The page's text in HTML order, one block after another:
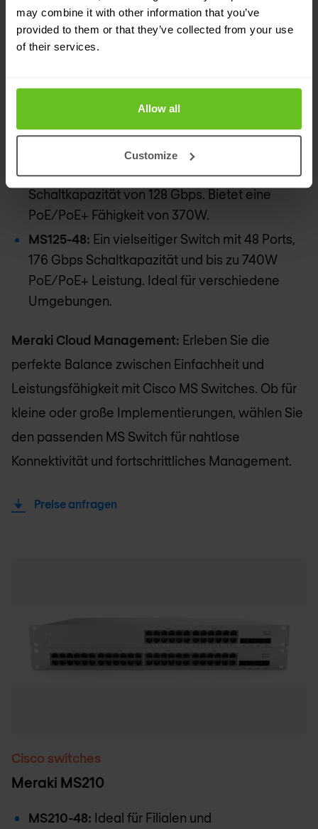
may combine it with other information that you’ve
provided to them or that they’ve collected from your use
of their services.
Allow all
Customize
Cisco switches
Geeignet für mittelgroße Netzwerke.
Bietet 24 Ports und eine robuste
Schaltkapazität von 128 Gbps. Bietet eine
PoE/PoE+ Fähigkeit von 370W.
MS125-48: Ein vielseitiger Switch mit 48 Ports,
176 Gbps Schaltkapazität und bis zu 740W
PoE/PoE+ Leistung. Ideal für verschiedene
Umgebungen.
Meraki Cloud Management: Erleben Sie die
perfekte Balance zwischen Einfachheit und
Leistungsfähigkeit mit Cisco MS Switches. Ob für
kleine oder große Implementierungen, wählen Sie
den passenden MS Switch für nahtlose
Konnektivität und fortschrittliches Management.
Preise anfragen
Cisco switches
Meraki MS210
MS210-48: Ideal für Filialen und